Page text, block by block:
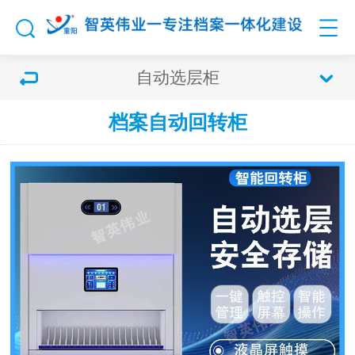
自动选层柜
档案自动回转柜